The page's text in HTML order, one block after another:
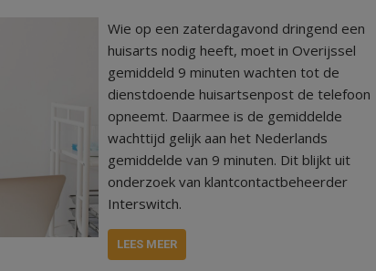
Wie op een zaterdagavond dringend een
huisarts nodig heeft, moet in Overijssel
gemiddeld 9 minuten wachten tot de
dienstdoende huisartsenpost de telefoon
opneemt. Daarmee is de gemiddelde
wachttijd gelijk aan het Nederlands
gemiddelde van 9 minuten. Dit blijkt uit
onderzoek van klantcontactbeheerder
Interswitch.
LEES MEER